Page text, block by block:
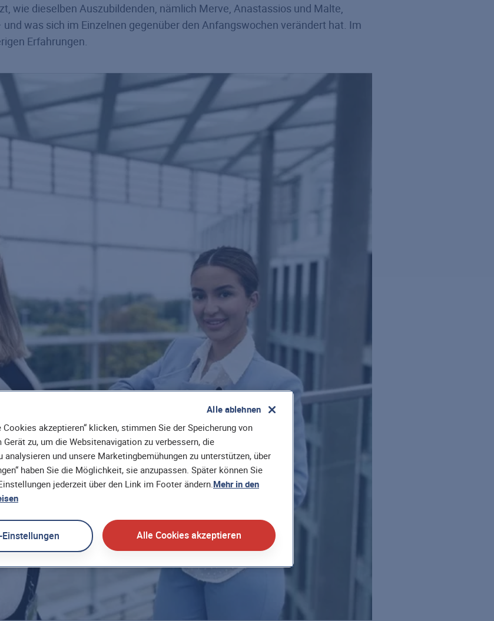
wie dieselben Auszubildenden, nämlich Merve, Anastassios und Malte,
was sich im Einzelnen gegenüber den Anfangswochen verändert hat. Im
Erfahrungen.
Cookies akzeptieren“ klicken, stimmen Sie der Speicherung von
zu, um die Websitenavigation zu verbessern, die
analysieren und unsere Marketingbemühungen zu unterstützen, über
haben Sie die Möglichkeit, sie anzupassen. Später können Sie
jederzeit über den Link im Footer ändern.Mehr in den
Einstellungen Alle Cookies akzeptieren
Alle ablehnen